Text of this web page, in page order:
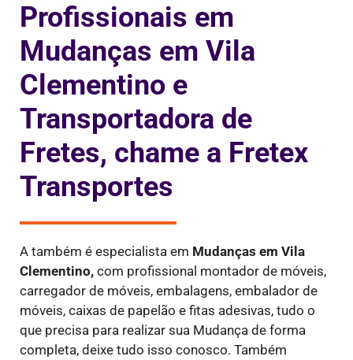
Profissionais em
Mudanças em Vila
Clementino e
Transportadora de
Fretes, chame a Fretex
Transportes
A também é especialista em Mudanças em Vila
Clementino, com profissional montador de móveis,
carregador de móveis, embalagens, embalador de
móveis, caixas de papelão e fitas adesivas, tudo o
que precisa para realizar sua Mudança de forma
completa, deixe tudo isso conosco. Também